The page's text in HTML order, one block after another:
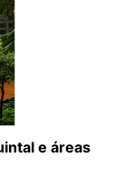
e áreas